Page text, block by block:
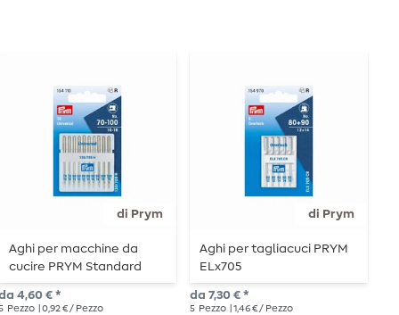
di Prym
Aghi per macchine da
cucire PRYM Standard
4,60 € *
Pezzo | 0,92 € / Pezzo
di Prym
Aghi per tagliacuci PRYM
ELx705
da 7,30 € *
5 Pezzo | 1,46 € / Pezzo